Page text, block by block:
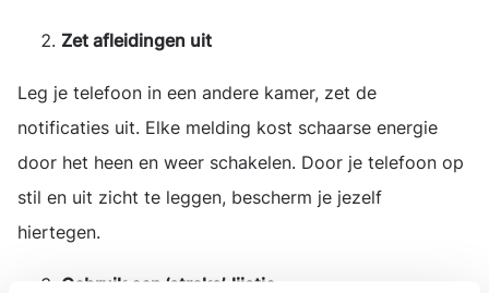
Zet afleidingen uit
Leg je telefoon in een andere kamer, zet de
notificaties uit. Elke melding kost schaarse energie
door het heen en weer schakelen. Door je telefoon op
stil en uit zicht te leggen, bescherm je jezelf
hiertegen.
Gebruik een ‘straks’-lijstje